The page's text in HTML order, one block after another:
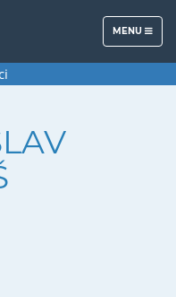
MENU
MENU